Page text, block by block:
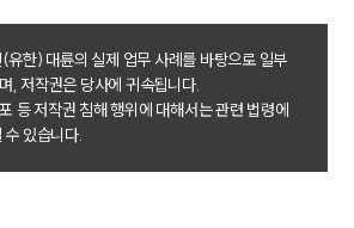
유한) 대륜의 실제 업무 사례를 바탕으로 일부
, 저작권은 당사에 귀속됩니다.
등 저작권 침해 행위에 대해서는 관련 법령에
있습니다.